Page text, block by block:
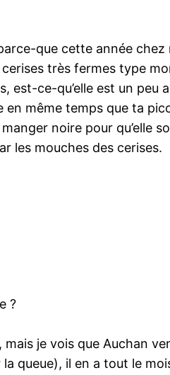
que cette année
très fermes type
ce-qu’elle est un peu
en même temps que ta
noire pour qu’elle
les mouches des cerises.
?
je vois que Auchan
queue), il en a tout le